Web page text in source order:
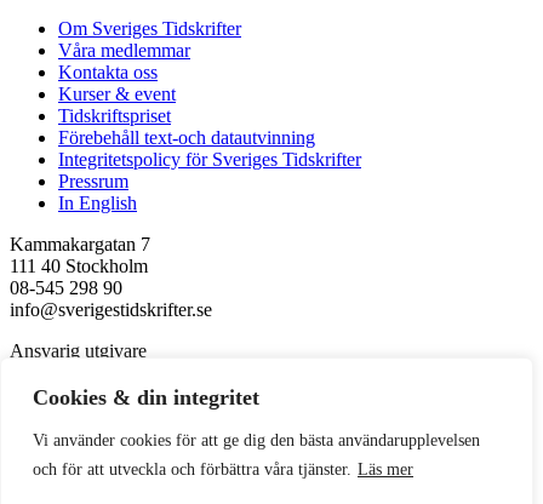
Cookies & din integritet
Vi använder cookies för att ge dig den bästa användarupplevelsen
och för att utveckla och förbättra våra tjänster. Läs mer
Om Sveriges Tidskrifter
Våra medlemmar
Kontakta oss
Kurser & event
Tidskriftspriset
Förebehåll text-och datautvinning
Integritetspolicy för Sveriges Tidskrifter
Pressrum
In English
Kammakargatan 7
111 40 Stockholm
08-545 298 90
info@sverigestidskrifter.se
Ansvarig utgivare
LinkedIn